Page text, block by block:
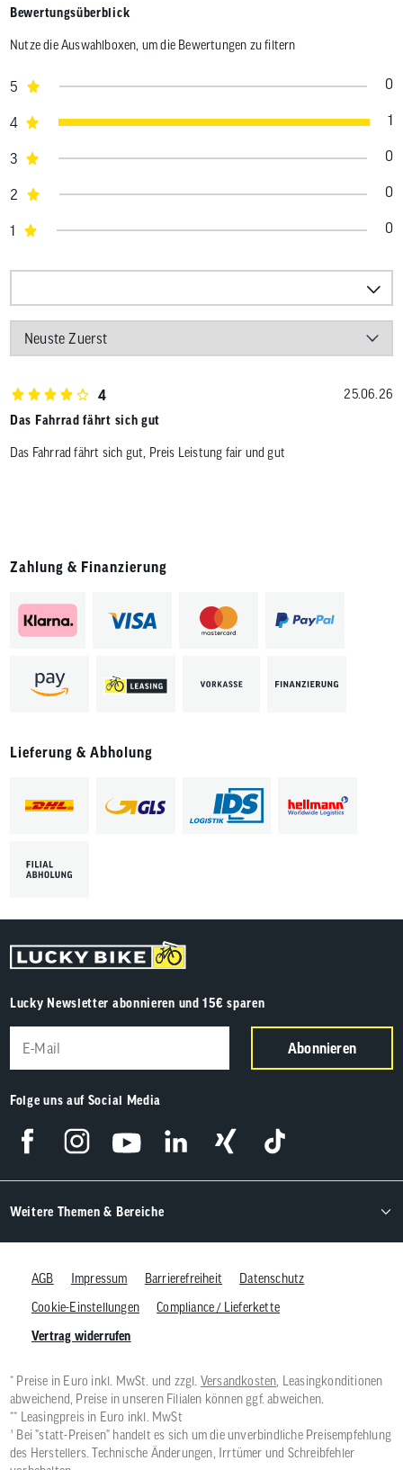
Bewertungsüberblick
Nutze die Auswahlboxen, um die Bewertungen zu filtern
5 0
4 1
3 0
2 0
1 0
4
25.06.26
Das Fahrrad fährt sich gut
Das Fahrrad fährt sich gut, Preis Leistung fair und gut
Zahlung & Finanzierung
Lieferung & Abholung
Lucky Newsletter abonnieren und 15€ sparen
Abonnieren
Folge uns auf Social Media
Weitere Themen & Bereiche
AGB Impressum Barrierefreiheit
Datenschutz
Cookie-Einstellungen
Compliance / Lieferkette
Vertrag widerrufen
* Preise in Euro inkl. MwSt. und zzgl. Versandkosten , Leasingkonditionen
abweichend, Preise in unseren Filialen können ggf. abweichen.
** Leasingpreis in Euro inkl. MwSt
¹ Bei "statt-Preisen" handelt es sich um die unverbindliche Preisempfehlung
des Herstellers. Technische Änderungen, Irrtümer und Schreibfehler